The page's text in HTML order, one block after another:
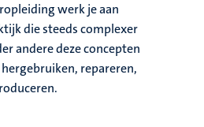
werk je aan
die steeds complexer
andere deze concepten
repareren,